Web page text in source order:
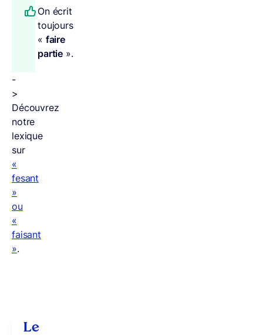
On écrit
toujours
« faire
partie ».
-
>
Découvrez
notre
lexique
sur
«
fesant
»
ou
«
faisant
».
Le